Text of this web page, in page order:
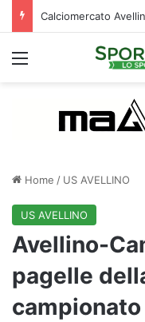
Menu
Home / US AVELLINO
US AVELLINO
Avellino-
pagelle
campionato